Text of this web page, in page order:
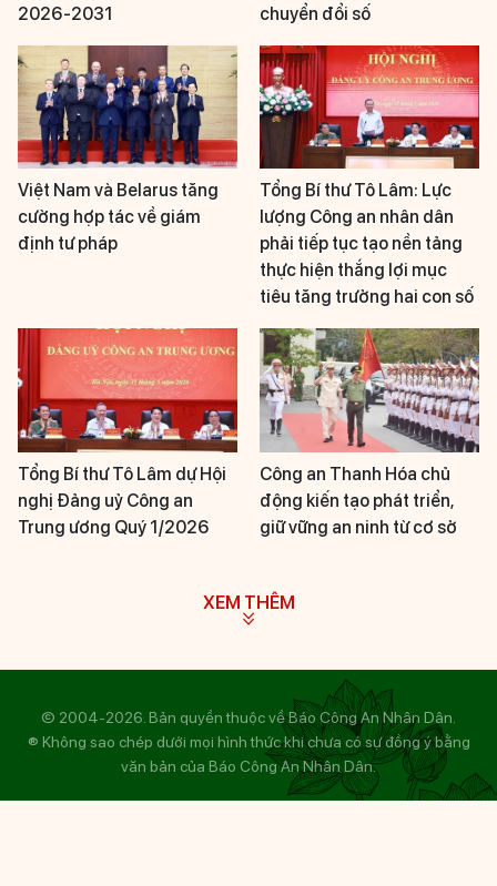
2026-2031
chuyển đổi số
Việt Nam và Belarus tăng
cường hợp tác về giám
định tư pháp
Tổng Bí thư Tô Lâm: Lực
lượng Công an nhân dân
phải tiếp tục tạo nền tảng
thực hiện thắng lợi mục
tiêu tăng trưởng hai con số
Tổng Bí thư Tô Lâm dự Hội
nghị Đảng uỷ Công an
Trung ương Quý 1/2026
Công an Thanh Hóa chủ
động kiến tạo phát triển,
giữ vững an ninh từ cơ sở
XEM THÊM
© 2004-2026. Bản quyền thuộc về Báo Công An Nhân Dân.
® Không sao chép dưới mọi hình thức khi chưa có sự đồng ý bằng
văn bản của Báo Công An Nhân Dân.